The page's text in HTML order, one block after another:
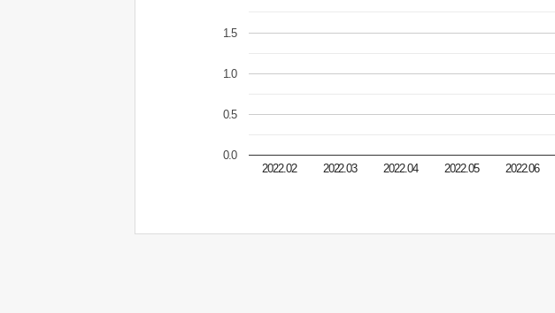
2022.02 2022.03 2022.04 2022.05 2022.06
0.0
0.5
1.0
1.5